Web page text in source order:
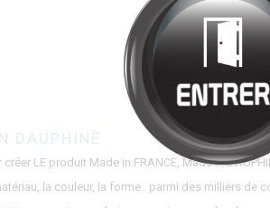
Bienvenue chez
HALMONT
Cliquez pour entrer